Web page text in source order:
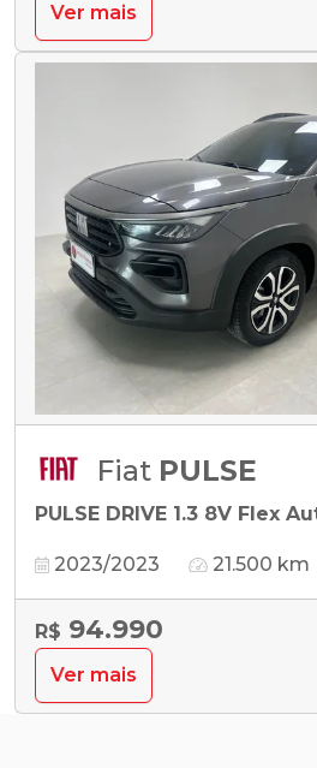
Ver mais
Fiat PULSE
PULSE DRIVE 1.3 8V Flex
2023/2023 21.500 km
R$ 94.990
Ver mais